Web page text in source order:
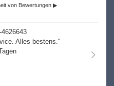
von Bewertungen ▶
Alles bestens."
nach